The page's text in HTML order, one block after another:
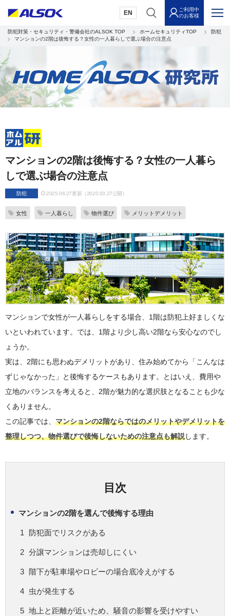
EN
ご利用中
のお客様
防犯対策・セキュリティ・警備会社のALSOK TOP ホームセキュリティTOP
防犯
マンションの2階は後悔する？女性の一人暮らしで選ぶ場合の注意点
マンションの2階は後悔する？女性の一人暮ら
しで選ぶ場合の注意点
防犯 2025.06.27更新（2020.03.27公開）
女性 一人暮らし 物件選び メリットデメリット
マンションで女性が一人暮らしをする場合、1階は防犯上好ましくな
いといわれています。では、1階より少し高い2階なら安心なのでし
ょうか。
実は、2階にも思わぬデメリットがあり、住み始めてから「こんなは
ずじゃなかった」と後悔するケースもあります。とはいえ、費用や
立地のバランスを考えると、2階が魅力的な選択肢となることも少な
くありません。
この記事では、 マンションの2階ならではのメリットやデメリットを
整理しつつ、物件選びで後悔しないための注意点も解説します。
目次
マンションの2階を選んで後悔する理由
防犯面でリスクがある
分譲マンションは売却しにくい
階下が駐車場やロビーの場合底冷えがする
虫が発生する
地上と距離が近いため、騒音の影響を受けやすい